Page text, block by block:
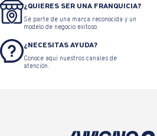
¿QUIERES SER UNA FRANQUICIA?
Sé parte de una marca reconocida y un
modelo de negocio exitoso.
¿NECESITAS AYUDA?
Conoce aquí nuestros canales de
atención.